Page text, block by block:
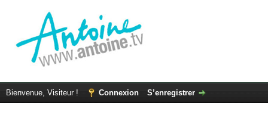
Bienvenue, Visiteur ! Connexion S’enregistrer